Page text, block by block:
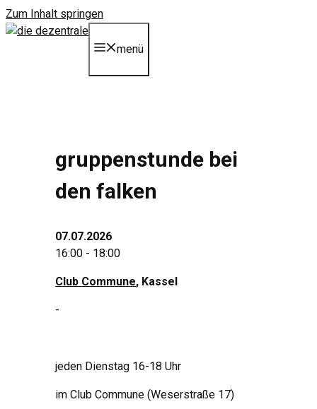
Zum Inhalt springen
menü
gruppenstunde bei
den falken
07.07.2026
16:00 - 18:00
Club Commune, Kassel
-
jeden Dienstag 16-18 Uhr
im Club Commune (Weserstraße 17)